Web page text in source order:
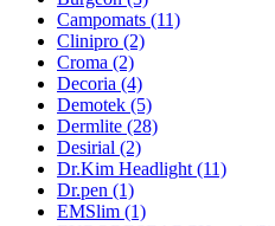
Campomats (11)
Clinipro (2)
Croma (2)
Decoria (4)
Demotek (5)
Dermlite (28)
Desirial (2)
Dr.Kim Headlight (11)
Dr.pen (1)
EMSlim (1)